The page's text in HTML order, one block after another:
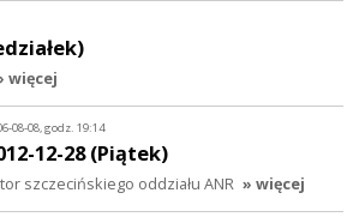
więcej
08-08, godz. 19:14
12-28 (Piątek)
szczecińskiego oddziału ANR » więcej